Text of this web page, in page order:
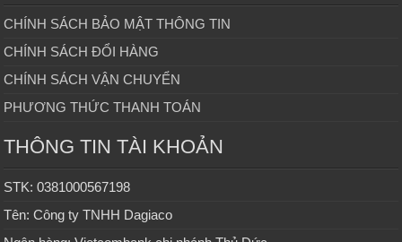
CHÍNH SÁCH BẢO MẬT THÔNG TIN
CHÍNH SÁCH ĐỔI HÀNG
CHÍNH SÁCH VẬN CHUYỂN
PHƯƠNG THỨC THANH TOÁN
THÔNG TIN TÀI KHOẢN
STK: 0381000567198
Tên: Công ty TNHH Dagiaco